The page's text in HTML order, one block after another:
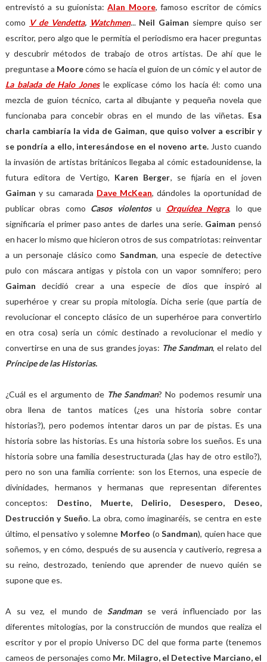
entrevistó a su guionista:Alan Moore, famoso escritor de cómics
como V de Vendetta, Watchmen...Neil Gaiman siempre quiso ser
escritor, pero algo que le permitía el periodismo era hacer preguntas
y descubrir métodos de trabajo de otros artistas. De ahí que le
preguntase a Moorecómo se hacía el guion de un cómic y el autor de
La balada de Halo Jonesle explicase cómo los hacía él: como una
mezcla de guion técnico, carta al dibujante y pequeña novela que
funcionaba para concebir obras en el mundo de las viñetas. Esa
charla cambiaría la vida de Gaiman, que quiso volver a escribir y
se pondría a ello, interesándose en el noveno arte. Justo cuando
la invasión de artistas británicos llegaba al cómic estadounidense, la
futura editora de Vertigo, Karen Berger, se fijaría en el joven
Gaimany su camarada Dave McKean, dándoles la oportunidad de
publicar obras como Casos violentosu Orquídea Negra, lo que
significaría el primer paso antes de darles una serie. Gaimanpensó
en hacer lo mismo que hicieron otros de sus compatriotas: reinventar
a un personaje clásico comoSandman, una especie de detective
pulo con máscara antigas y pistola con un vapor somnífero; pero
Gaimandecidió crear a una especie de dios que inspiró al
superhéroe y crear su propia mitología. Dicha serie (que partía de
revolucionar el concepto clásico de un superhéroe para convertirlo
en otra cosa) sería un cómic destinado a revolucionar el medio y
convertirse en una de sus grandes joyas: The Sandman, el relato del
Príncipe de las Historias.
¿Cuál es el argumento de The Sandman? No podemos resumir una
obra llena de tantos matices (¿es una historia sobre contar
historias?), pero podemos intentar daros un par de pistas. Es una
historia sobre las historias. Es una historia sobre los sueños. Es una
historia sobre una familia desestructurada (¿las hay de otro estilo?),
pero no son una familia corriente: son los Eternos, una especie de
divinidades, hermanos y hermanas que representan diferentes
conceptos: Destino, Muerte, Delirio, Desespero, Deseo,
Destrucción y Sueño. La obra, como imaginaréis, se centra en este
último, el pensativo y solemne Morfeo (oSandman), quien hace que
soñemos, y en cómo, después de su ausencia y cautiverio, regresa a
su reino, destrozado, teniendo que aprender de nuevo quién se
supone que es.
A su vez, el mundo deSandman se verá influenciado por las
diferentes mitologías, por la construcción de mundos que realiza el
escritor y por el propio Universo DC del que forma parte (tenemos
cameos de personajes como Mr. Milagro, el Detective Marciano, el